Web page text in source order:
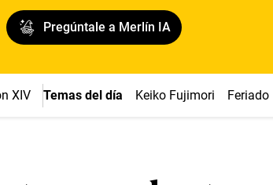
Pregúntale a Merlín IA
XIV Temas del día Keiko Fujimori Feriado